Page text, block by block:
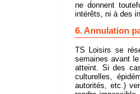
ne donnent
intérêts, ni à des
6. Annulation
TS Loisirs se
semaines avant
atteint. Si des
culturelles,
autorités, etc.)